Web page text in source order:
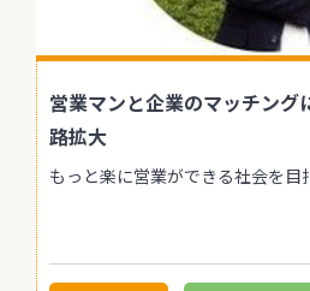
営業マンと企業のマッチング
路拡大
もっと楽に営業ができる社会を目